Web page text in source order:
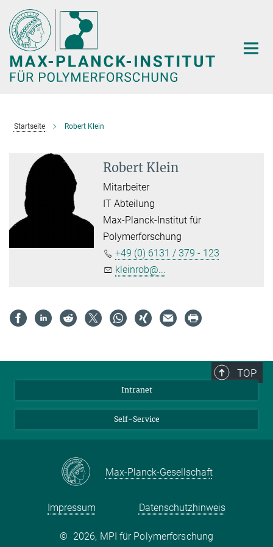
Hauptinhalt
Startseite Robert Klein
Robert Klein
Mitarbeiter
IT Abteilung
Max-Planck-Institut für
Polymerforschung
+49 (0) 6131 / 379 - 123
kleinrob@...
TOP
Intranet
Self-Service
Max-Planck-Gesellschaft
Impressum Datenschutzhinweis
© 2026, MPI für Polymerforschung